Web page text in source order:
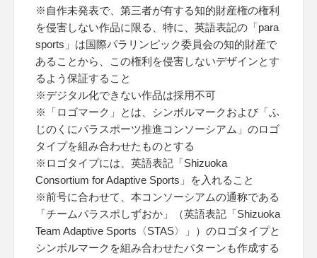
※自作未発表で、第三者が有する知的財産権の権利
を侵害しない作品に限る、特に、英語表記の「para
sports」は国際パラリンピック委員会の知的財産で
あることから、この権利を侵害しないデザインとす
るよう保証すること
※デジタル化できない作品は採用不可
※「ロゴマーク」とは、シンボルマークおよび「ふ
じのくにパラスポーツ推進コンソーシアム」のロゴ
タイプを組み合わせたものとする
※ロゴタイプには、英語表記「Shizuoka
Consortium for Adaptive Sports」を入れること
※前号に合わせて、本コンソーシアムの通称である
「チームパラスポしずおか」（英語表記「Shizuoka
Team Adaptive Sports〈STAS〉」）のロゴタイプと
シンボルマークを組み合わせたパターンも作成する